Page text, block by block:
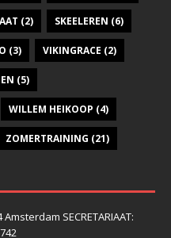
(2) SKEELEREN (6)
(3) VIKINGRACE (2)
(5)
WILLEM HEIKOOP (4)
ZOMERTRAINING (21)
SECRETARIAAT: